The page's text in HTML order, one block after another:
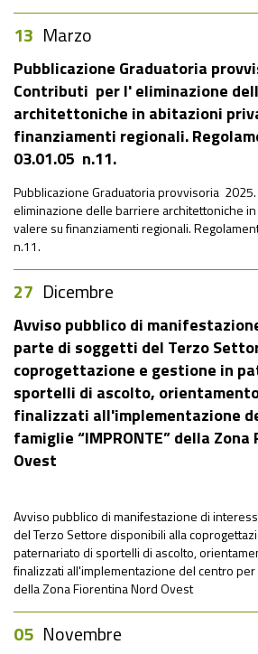
13 Marzo
Pubblicazione Graduatoria
Contributi per l' eliminazione
architettoniche in abitazioni
finanziamenti regionali.
03.01.05 n.11.
Pubblicazione Graduatoria provvisoria
eliminazione delle barriere architettoniche
valere su finanziamenti regionali.
n.11.
27 Dicembre
Avviso pubblico di
parte di soggetti del Terzo
coprogettazione e gestione in
sportelli di ascolto,
finalizzati all'implementazione
famiglie “IMPRONTE” della
Ovest
Avviso pubblico di manifestazione di
del Terzo Settore disponibili alla
paternariato di sportelli di ascolto,
finalizzati all'implementazione del centro per
della Zona Fiorentina Nord Ovest
05 Novembre